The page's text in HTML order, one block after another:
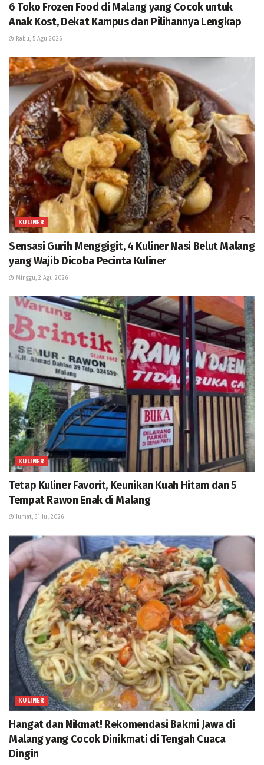
6 Toko Frozen Food di Malang yang Cocok untuk
Anak Kost, Dekat Kampus dan Pilihannya Lengkap
Rabu, 5 Agu 2026
KULINER
Sensasi Gurih Menggigit, 4 Kuliner Nasi Belut Malang
yang Wajib Dicoba Pecinta Kuliner
Minggu, 2 Agu 2026
KULINER
Tetap Kuliner Favorit, Keunikan Kuah Hitam dan 5
Tempat Rawon Enak di Malang
Jumat, 31 Jul 2026
KULINER
Hangat dan Nikmat! Rekomendasi Bakmi Jawa di
Malang yang Cocok Dinikmati di Tengah Cuaca
Dingin